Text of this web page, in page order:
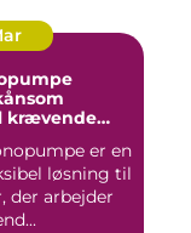
krævende
er en
løsning til
der arbejder